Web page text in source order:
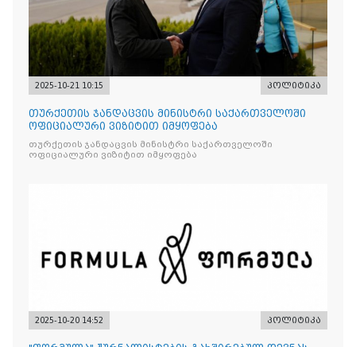
2025-10-21 10:15 პოლიტიკა
თურქეთის ჯანდაცვის მინისტრი საქართველოში
ოფიციალური ვიზიტით იმყოფება
თურქეთის ჯანდაცვის მინისტრი საქართველოში
ოფიციალური ვიზიტით იმყოფება
2025-10-20 14:52 პოლიტიკა